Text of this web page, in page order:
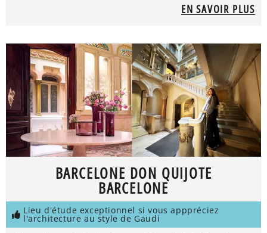
EN SAVOIR PLUS
BARCELONE DON QUIJOTE
BARCELONE
Lieu d'étude exceptionnel si vous apppréciez
l'architecture au style de Gaudi